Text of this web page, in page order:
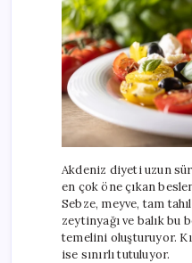
Akdeniz diyeti uzun
en çok öne çıkan
Sebze, meyve, tam
zeytinyağı ve balık bu
temelini oluşturuyor.
ise sınırlı tutuluyor.